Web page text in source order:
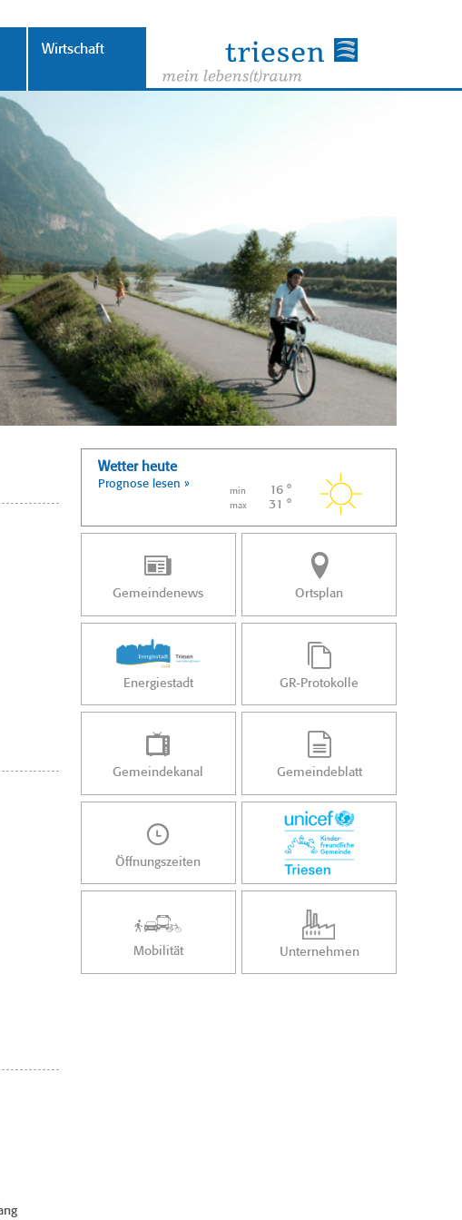
Wirtschaft
Wetter heute
Prognose lesen »
min 16 °
max 31 °
Gemeindenews Ortsplan
Energiestadt GR-Protokolle
Gemeindekanal Gemeindeblatt
Öffnungszeiten
Mobilität Unternehmen